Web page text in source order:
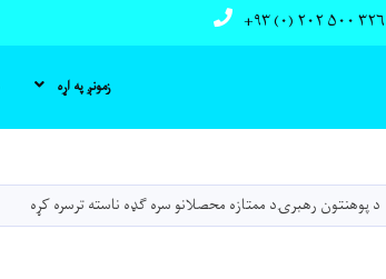
+۹۳ (۰) ۲۰۲ ۵۰۰ ۳۲۶
زمونږ په اړه
د پوهنتون رهبرۍد ممتازه محصلانو سره ګډه ناسته ترسره کړه